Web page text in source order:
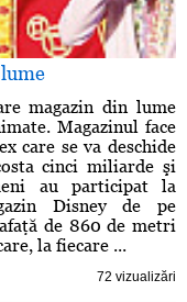
magazin din lume
Magazinul face
care se va deschide
cinci miliarde şi
au participat la
Disney de pe
de 860 de metri
la fiecare ...
72 vizualizări